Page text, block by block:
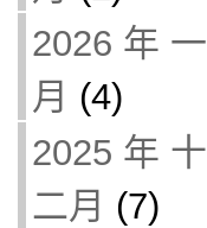
2026 年 一
月 (4)
2025 年 十
二月 (7)